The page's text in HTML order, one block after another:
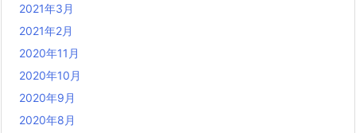
2021年3月
2021年2月
2020年11月
2020年10月
2020年9月
2020年8月